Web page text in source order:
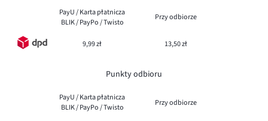
PayU / Karta płatnicza
BLIK / PayPo / Twisto
Przy odbiorze
9,99 zł 13,50 zł
Punkty odbioru
PayU / Karta płatnicza
BLIK / PayPo / Twisto
Przy odbiorze